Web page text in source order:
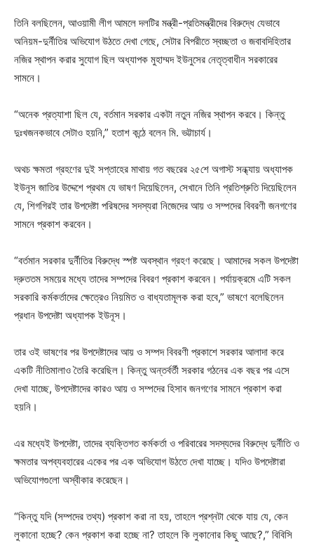
তিনি বলছিলেন, আওয়ামী লীগ আমলে দলটির মন্ত্রী-প্রতিমন্ত্রীদের বিরুদ্ধে যেভাবে
অনিয়ম-দুর্নীতির অভিযোগ উঠতে দেখা গেছে, সেটার বিপরীতে স্বচ্ছতা ও জবাবদিহিতার
নজির স্থাপন করার সুযোগ ছিল অধ্যাপক মুহাম্মদ ইউনুসের নেতৃত্বাধীন সরকারের
সামনে।
“অনেক প্রত্যাশা ছিল যে, বর্তমান সরকার একটা নতুন নজির স্থাপন করবে। কিন্তু
দুঃখজনকভাবে সেটাও হয়নি,” হতাশ কন্ঠে বলেন মি. ভট্টাচার্য।
অথচ ক্ষমতা গ্রহণের দুই সপ্তাহের মাথায় গত বছরের ২৫শে অগাস্ট সন্ধ্যায় অধ্যাপক
ইউনূস জাতির উদ্দেশে প্রথম যে ভাষণ দিয়েছিলেন, সেখানে তিনি প্রতিশ্রুতি দিয়েছিলেন
যে, শিগগিরই তার উপদেষ্টা পরিষদের সদস্যরা নিজেদের আয় ও সম্পদের বিবরণী জনগণের
সামনে প্রকাশ করবেন।
“বর্তমান সরকার দুর্নীতির বিরুদ্ধে স্পষ্ট অবস্থান গ্রহণ করেছে। আমাদের সকল উপদেষ্টা
দ্রুততম সময়ের মধ্যে তাদের সম্পদের বিবরণ প্রকাশ করবেন। পর্যায়ক্রমে এটি সকল
সরকারি কর্মকর্তাদের ক্ষেত্রেও নিয়মিত ও বাধ্যতামূলক করা হবে,” ভাষণে বলেছিলেন
প্রধান উপদেষ্টা অধ্যাপক ইউনূস।
তার ওই ভাষণের পর উপদেষ্টাদের আয় ও সম্পদ বিবরণী প্রকাশে সরকার আলাদা করে
একটি নীতিমালাও তৈরি করেছিল। কিন্তু অন্তর্বর্তী সরকার গঠনের এক বছর পর এসে
দেখা যাচ্ছে, উপদেষ্টাদের কারও আয় ও সম্পদের হিসাব জনগণের সামনে প্রকাশ করা
হয়নি।
এর মধ্যেই উপদেষ্টা, তাদের ব্যক্তিগত কর্মকর্তা ও পরিবারের সদস্যদের বিরুদ্ধে দুর্নীতি ও
ক্ষমতার অপব্যবহারের একের পর এক অভিযোগ উঠতে দেখা যাচ্ছে। যদিও উপদেষ্টারা
অভিযোগগুলো অস্বীকার করেছেন।
“কিন্তু যদি (সম্পদের তথ্য) প্রকাশ করা না হয়, তাহলে প্রশ্নটা থেকে যায় যে, কেন
লুকানো হচ্ছে? কেন প্রকাশ করা হচ্ছে না? তাহলে কি লুকানোর কিছু আছে?,” বিবিসি